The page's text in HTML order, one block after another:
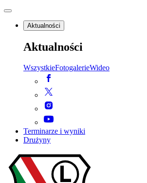
Aktualności
Aktualności
WszystkieFotogalerieWideo
Terminarze i wyniki
Drużyny